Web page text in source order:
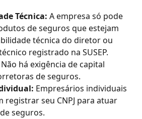
Técnica: A empresa só pode
de seguros que estejam
técnica do diretor ou
registrado na SUSEP.
Não há exigência de capital
de seguros.
Empresários individuais
registrar seu CNPJ para atuar
seguros.